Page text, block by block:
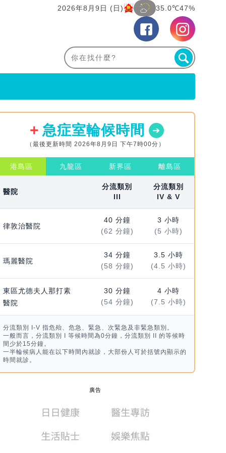
2026年8月9日 (日) 35.0℃47%
急症室輪候時間
（最後更新時間 2026年8月9日 下午7時00分）
港島區 九龍區 新界區 離島區
醫院
分流類別
III
分流類別
IV & V
律敦治醫院
40 分鐘
(62 分鐘)
3 小時
(5 小時)
瑪麗醫院
34 分鐘
(58 分鐘)
3.5 小時
(4.5 小時)
東區尤德夫人那打素
醫院
30 分鐘
(54 分鐘)
4 小時
(7.5 小時)
分流類別 I-V 指危殆、危急、緊急、次緊急及非緊急類別。
一般而言，分流類別 I 等候時間為0分鐘，分流類別 II 的等候時
間少於15分鐘。
一半輪候病人能在以下時間內就診，大部份人可於括號內顯示的
時間就診。
廣告